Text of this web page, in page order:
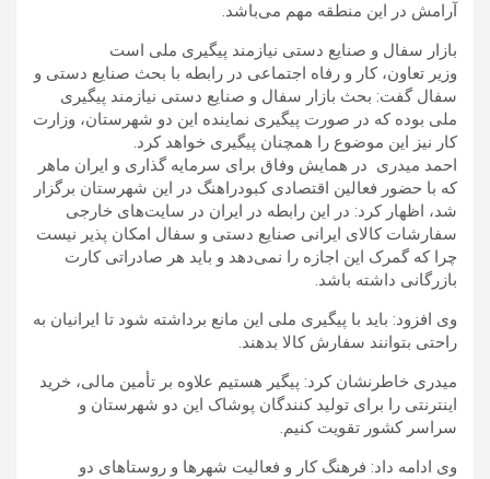
آرامش در این منطقه مهم می‌باشد.
بازار سفال و صنایع دستی نیازمند پیگیری ملی است
وزیر تعاون، کار و رفاه اجتماعی در رابطه با بحث صنایع دستی و
سفال گفت: بحث بازار سفال و صنایع دستی نیازمند پیگیری
ملی بوده که در صورت پیگیری نماینده این دو شهرستان، وزارت
کار نیز این موضوع را همچنان پیگیری خواهد کرد.
احمد میدری در همایش وفاق برای سرمایه گذاری و ایران ماهر
که با حضور فعالین اقتصادی کبودراهنگ در این شهرستان برگزار
شد، اظهار کرد: در این رابطه در ایران در سایت‌های خارجی
سفارشات کالای ایرانی صنایع دستی و سفال امکان پذیر نیست
چرا که گمرک این اجازه را نمی‌دهد و باید هر صادراتی کارت
بازرگانی داشته باشد.
وی افزود: باید با پیگیری ملی این مانع برداشته شود تا ایرانیان به
راحتی بتوانند سفارش کالا بدهند.
میدری خاطرنشان کرد: پیگیر هستیم علاوه بر تأمین مالی، خرید
اینترنتی را برای تولید کنندگان پوشاک این دو شهرستان و
سراسر کشور تقویت کنیم.
وی ادامه داد: فرهنگ کار و فعالیت شهرها و روستاهای دو